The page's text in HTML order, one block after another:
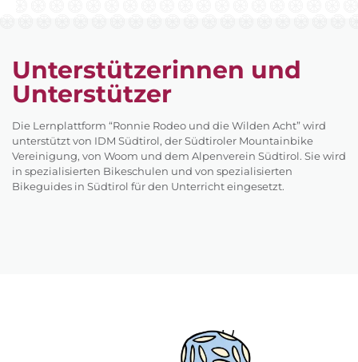
Unterstützerinnen und
Unterstützer
Die Lernplattform “Ronnie Rodeo und die Wilden Acht” wird
unterstützt von IDM Südtirol, der Südtiroler Mountainbike
Vereinigung, von Woom und dem Alpenverein Südtirol. Sie wird
in spezialisierten Bikeschulen und von spezialisierten
Bikeguides in Südtirol für den Unterricht eingesetzt.